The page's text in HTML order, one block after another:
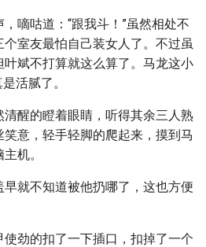
嘀咕道：“跟我斗！”虽然相处不
室友最怕自己装女人了。不过虽
斌不打算就这么算了。马龙这小
活腻了。
醒的瞪着眼睛，听得其余三人熟
意，轻手轻脚的爬起来，摸到马
机。
就不知道被他扔哪了，这也方便
劲的扣了一下插口，扣掉了一个